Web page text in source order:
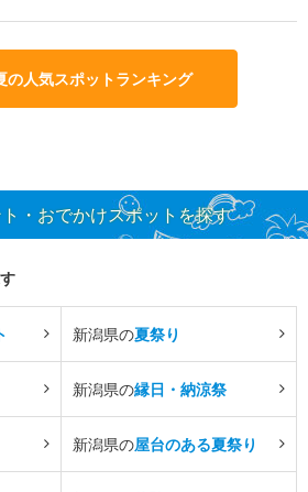
の人気スポットランキング
・おでかけスポットを探す
新潟県の夏祭り
新潟県の縁日・納涼祭
新潟県の屋台のある夏祭り